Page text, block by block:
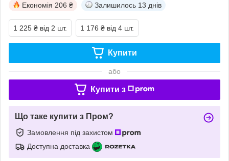
Економія 206 ₴ Залишилось 13 днів
1 225 ₴ від 2 шт. 1 176 ₴ від 4 шт.
Купити
або
Купити з
Що таке купити з Пром?
Замовлення під захистом
Доступна доставка